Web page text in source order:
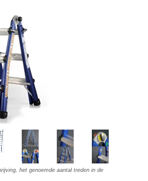
het genoemde aantal treden in de